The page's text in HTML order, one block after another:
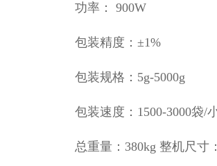
功率： 900W
包装精度：±1%
包装规格：5g-5000g
包装速度：1500-3000袋/
总重量：380kg 整机尺寸